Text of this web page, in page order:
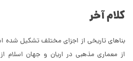
کلام آخر
بناهای تاریخی از اجزای مختلف تشکیل شده
از معماری مذهبی در اریان و جهان